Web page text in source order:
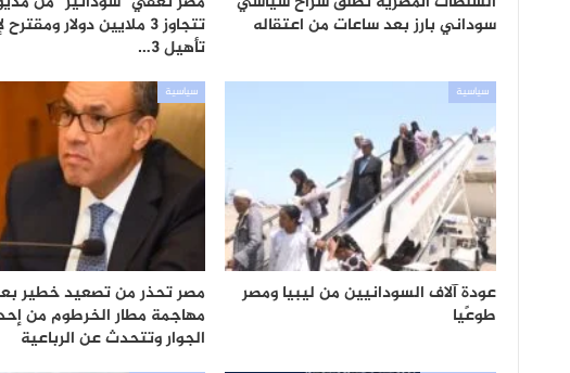
سوداني بارز بعد ساعات من اعتقاله
تتجاوز 3 ملايين دولار
تأهيل 3…
سياسية
عودة آلاف السودانيين من ليبيا ومصر
طوعًيا
سياسية
مصر تحذر من تصعيد خطير
مهاجمة مطار الخرطوم من
الجوار وتتحدث عن الرباعية